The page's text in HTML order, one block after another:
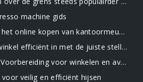
machine gids
online kopen van kantoormeubilair
efficiënt in met de juiste stellingen
voor winkelen en avontuur in de uitgestrekte natuur
veilig en efficiënt hijsen